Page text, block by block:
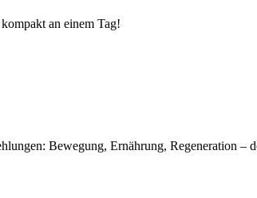
an einem Tag!
Bewegung, Ernährung, Regeneration –